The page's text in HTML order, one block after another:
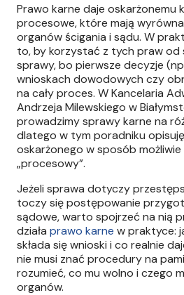
Prawo karne daje oskarżonemu
procesowe, które mają
organów ścigania i sądu. W
to, by korzystać z tych praw od
sprawy, bo pierwsze decyzje
wnioskach dowodowych czy
na cały proces. W Kancelaria
Andrzeja Milewskiego w
prowadzimy sprawy karne na
dlatego w tym poradniku
oskarżonego w sposób
„procesowy”.
Jeżeli sprawa dotyczy
toczy się postępowanie
sądowe, warto spojrzeć na nią
działa prawo karne w praktyce:
składa się wnioski i co realnie
nie musi znać procedury na
rozumieć, co mu wolno i czego
organów.